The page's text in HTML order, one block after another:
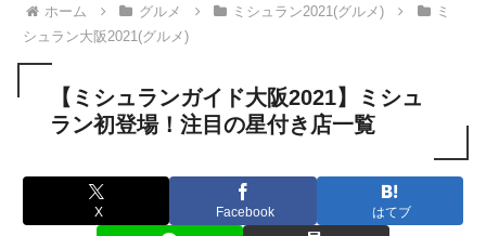
ホーム グルメ ミシュラン2021(グルメ)
ミ
シュラン大阪2021(グルメ)
【ミシュランガイド大阪2021】ミシュ
ラン初登場！注目の星付き店一覧
X Facebook はてブ